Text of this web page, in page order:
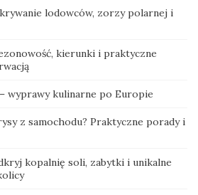
lodowców, zorzy polarnej i
kierunki i praktyczne
wyprawy kulinarne po Europie
z samochodu? Praktyczne porady i
kopalnię soli, zabytki i unikalne